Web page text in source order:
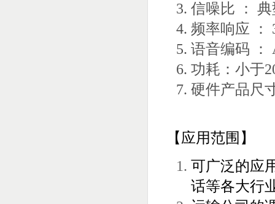
信噪比 ： 典
频率响应 ：
语音编码 ：
功耗：小于
硬件产品尺
【应用范围】
可广泛的应
话等各大行